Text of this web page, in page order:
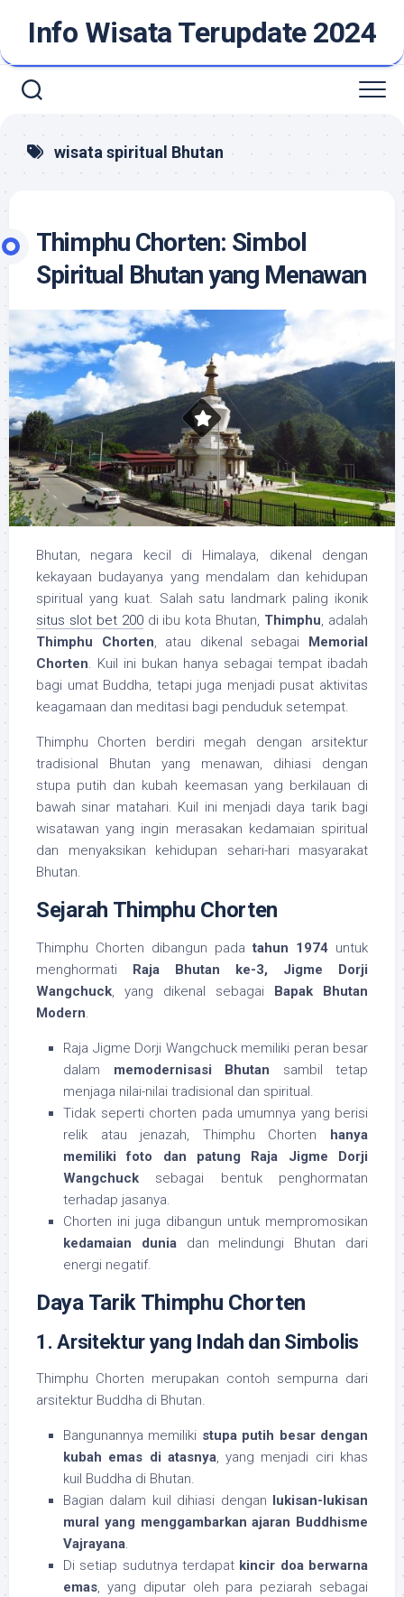
contentInfo Wisata Terupdate 2024
wisata spiritual Bhutan
Thimphu Chorten: Simbol
Spiritual Bhutan yang Menawan
Bhutan, negara kecil di Himalaya, dikenal dengan
kekayaan budayanya yang mendalam dan kehidupan
spiritual yang kuat. Salah satu landmark paling ikonik
situs slot bet 200di ibu kota Bhutan, Thimphu, adalah
Thimphu Chorten, atau dikenal sebagai
Memorial
Chorten. Kuil ini bukan hanya sebagai tempat ibadah
bagi umat Buddha, tetapi juga menjadi pusat aktivitas
keagamaan dan meditasi bagi penduduk setempat.
Thimphu Chorten berdiri megah dengan arsitektur
tradisional Bhutan yang menawan, dihiasi dengan
stupa putih dan kubah keemasan yang berkilauan di
bawah sinar matahari. Kuil ini menjadi daya tarik bagi
wisatawan yang ingin merasakan kedamaian spiritual
dan menyaksikan kehidupan sehari-hari masyarakat
Bhutan.
Sejarah Thimphu Chorten
Thimphu Chorten dibangun padatahun 1974 untuk
menghormati
Raja Bhutan ke-3, Jigme Dorji
Wangchuck, yang dikenal sebagai
Bapak Bhutan
Modern.
Raja Jigme Dorji Wangchuck memiliki peran besar
dalam memodernisasi Bhutan sambil tetap
menjaga nilai-nilai tradisional dan spiritual.
Tidak seperti chorten pada umumnya yang berisi
relik atau jenazah, Thimphu Chorten
hanya
memiliki foto dan patung Raja Jigme Dorji
Wangchuck sebagai bentuk penghormatan
terhadap jasanya.
Chorten ini juga dibangun untuk mempromosikan
kedamaian duniadan melindungi Bhutan dari
energi negatif.
Daya Tarik Thimphu Chorten
1. Arsitektur yang Indah dan Simbolis
Thimphu Chorten merupakan contoh sempurna dari
arsitektur Buddha di Bhutan.
Bangunannya memiliki stupa putih besar dengan
kubah emas di atasnya, yang menjadi ciri khas
kuil Buddha di Bhutan.
Bagian dalam kuil dihiasi dengan
lukisan-lukisan
mural yang menggambarkan ajaran Buddhisme
Vajrayana.
Di setiap sudutnya terdapat kincir doa berwarna
emas, yang diputar oleh para peziarah sebagai